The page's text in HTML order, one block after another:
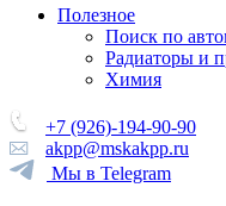
Полезное
Поиск по
Радиаторы и
Химия
+7 (926)-194-90-90
akpp@mskakpp.ru
Мы в Telegram